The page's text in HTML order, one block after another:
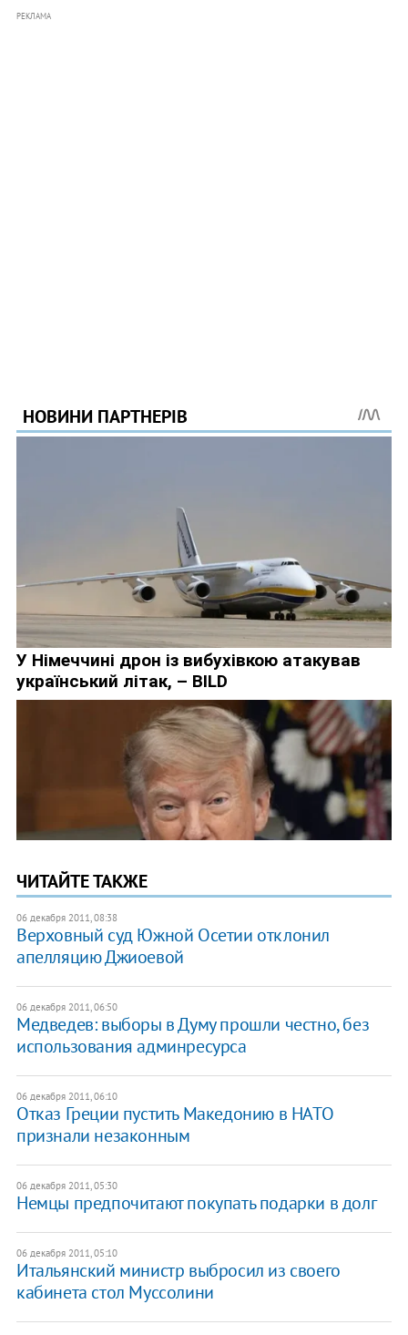
РЕКЛАМА
ЧИТАЙТЕ ТАКЖЕ
06 декабря 2011, 08:38
Верховный суд Южной Осетии отклонил
апелляцию Джиоевой
06 декабря 2011, 06:50
Медведев: выборы в Думу прошли честно, без
использования админресурса
06 декабря 2011, 06:10
Отказ Греции пустить Македонию в НАТО
признали незаконным
06 декабря 2011, 05:30
Немцы предпочитают покупать подарки в долг
06 декабря 2011, 05:10
Итальянский министр выбросил из своего
кабинета стол Муссолини